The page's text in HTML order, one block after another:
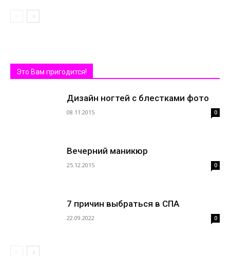
Это Вам пригодится!
Дизайн ногтей с блестками фото
08.11.2015 0
Вечерний маникюр
25.12.2015 0
7 причин выбраться в СПА
22.09.2022 0